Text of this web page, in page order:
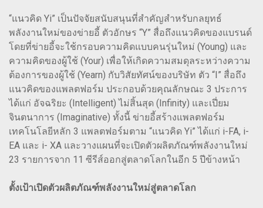
“แนวคิด Yi” เป็นปัจจัยสนับสนุนที่สำคัญสำหรับกลยุทธ์
พลังงานใหม่ของข่ายอี้ ตัวอักษร “Y” สื่อถึงแนวคิดของแบรนด์
โดยที่ข่ายอี้จะใช้กรอบความคิดแบบคนรุ่นใหม่ (Young) และ
ความคิดของผู้ใช้ (Your) เพื่อให้เกิดความสมดุลระหว่างความ
ต้องการของผู้ใช้ (Yearn) กับวิสัยทัศน์ของบริษัท ตัว “I” สื่อถึง
แนวคิดของแพลตฟอร์ม ประกอบด้วยคุณลักษณะ 3 ประการ
ได้แก่ อัจฉริยะ (Intelligent) ไม่สิ้นสุด (Infinity) และเปี่ยม
จินตนาการ (Imaginative) ทั้งนี้ ข่ายอี้สร้างแพลตฟอร์ม
เทคโนโลยีหลัก 3 แพลตฟอร์มตาม “แนวคิด Yi” ได้แก่ i-FA, i-
EA และ i- XA และวางแผนที่จะเปิดตัวผลิตภัณฑ์พลังงานใหม่
23 รายการจาก 11 ซีรีส์ออกสู่ตลาดโลกในอีก 5 ปีข้างหน้า
ตั้งเป้าเปิดตัวผลิตภัณฑ์พลังงานใหม่สู่ตลาดโลก